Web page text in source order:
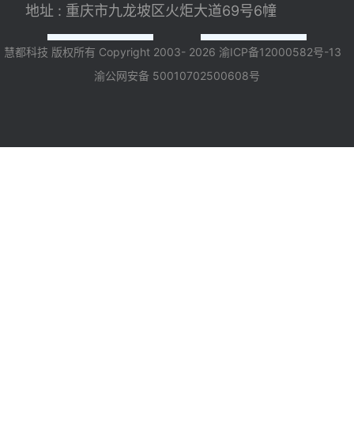
地址 : 重庆市九龙坡区火炬大道69号6幢
慧都科技 版权所有 Copyright 2003- 2026 渝ICP备12000582号-13
渝公网安备 50010702500608号